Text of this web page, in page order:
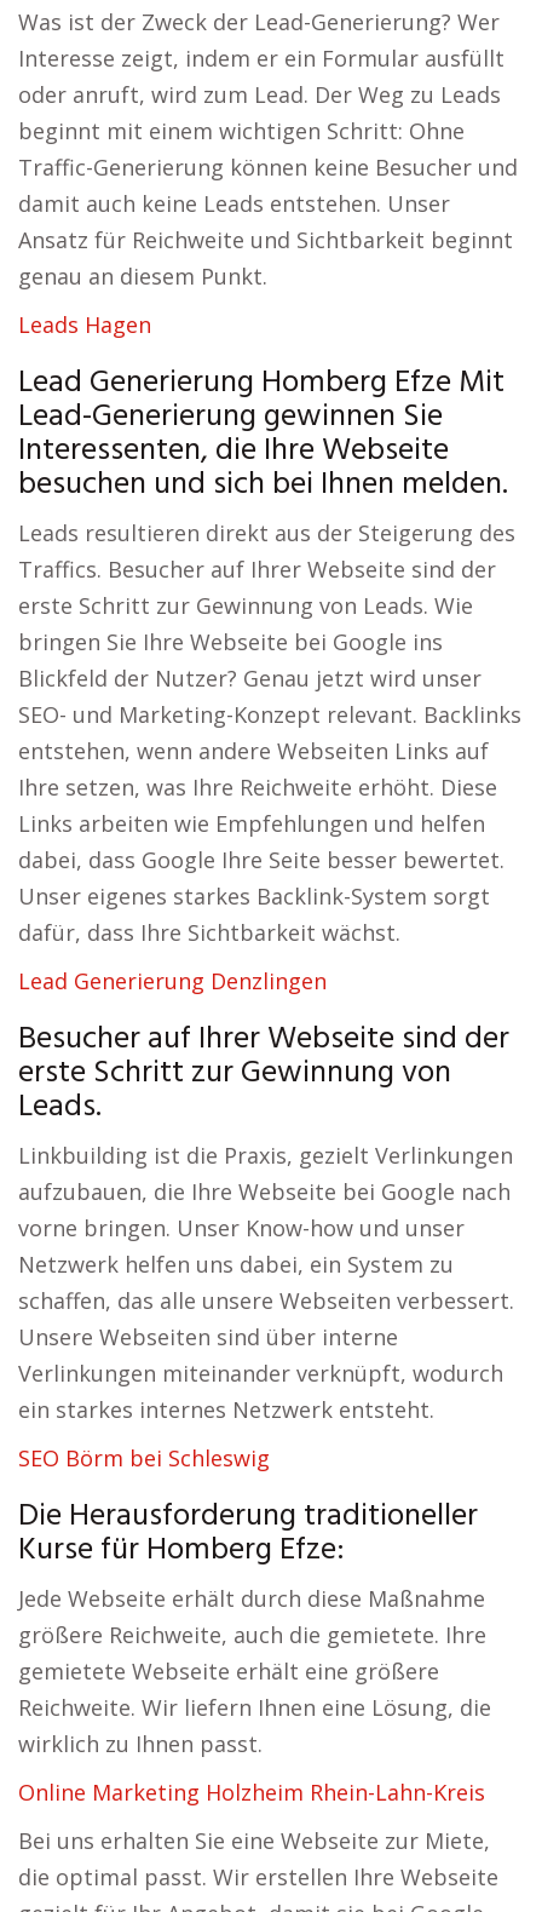
Was ist der Zweck der Lead-Generierung? Wer
Interesse zeigt, indem er ein Formular ausfüllt
oder anruft, wird zum Lead. Der Weg zu Leads
beginnt mit einem wichtigen Schritt: Ohne
Traffic-Generierung können keine Besucher und
damit auch keine Leads entstehen. Unser
Ansatz für Reichweite und Sichtbarkeit beginnt
genau an diesem Punkt.
Leads Hagen
Lead Generierung Homberg Efze Mit
Lead-Generierung gewinnen Sie
Interessenten, die Ihre Webseite
besuchen und sich bei Ihnen melden.
Leads resultieren direkt aus der Steigerung des
Traffics. Besucher auf Ihrer Webseite sind der
erste Schritt zur Gewinnung von Leads. Wie
bringen Sie Ihre Webseite bei Google ins
Blickfeld der Nutzer? Genau jetzt wird unser
SEO- und Marketing-Konzept relevant. Backlinks
entstehen, wenn andere Webseiten Links auf
Ihre setzen, was Ihre Reichweite erhöht. Diese
Links arbeiten wie Empfehlungen und helfen
dabei, dass Google Ihre Seite besser bewertet.
Unser eigenes starkes Backlink-System sorgt
dafür, dass Ihre Sichtbarkeit wächst.
Lead Generierung Denzlingen
Besucher auf Ihrer Webseite sind der
erste Schritt zur Gewinnung von
Leads.
Linkbuilding ist die Praxis, gezielt Verlinkungen
aufzubauen, die Ihre Webseite bei Google nach
vorne bringen. Unser Know-how und unser
Netzwerk helfen uns dabei, ein System zu
schaffen, das alle unsere Webseiten verbessert.
Unsere Webseiten sind über interne
Verlinkungen miteinander verknüpft, wodurch
ein starkes internes Netzwerk entsteht.
SEO Börm bei Schleswig
Die Herausforderung traditioneller
Kurse für Homberg Efze:
Jede Webseite erhält durch diese Maßnahme
größere Reichweite, auch die gemietete. Ihre
gemietete Webseite erhält eine größere
Reichweite. Wir liefern Ihnen eine Lösung, die
wirklich zu Ihnen passt.
Online Marketing Holzheim Rhein-Lahn-Kreis
Bei uns erhalten Sie eine Webseite zur Miete,
die optimal passt. Wir erstellen Ihre Webseite